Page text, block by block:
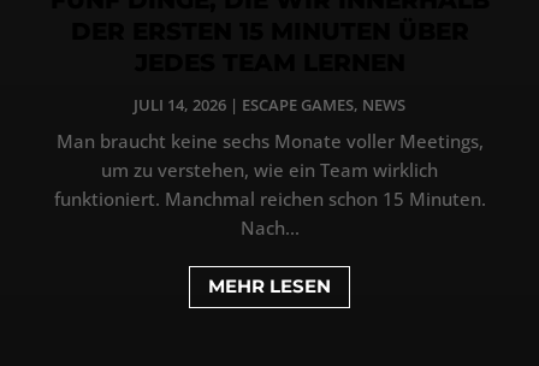
JULI 14, 2026 | ESCAPE GAMES, NEWS
Man braucht keine sechs Monate voller Meetings,
um zu verstehen, wie ein Team wirklich
funktioniert. Manchmal reichen schon 15 Minuten.
Nach...
MEHR LESEN